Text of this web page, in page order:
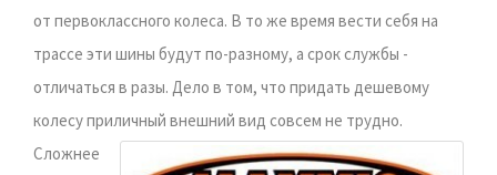
от первоклассного колеса. В то же время вести себя на
трассе эти шины будут по-разному, а срок службы -
отличаться в разы. Дело в том, что придать дешевому
колесу приличный внешний вид совсем не трудно.
Сложнее